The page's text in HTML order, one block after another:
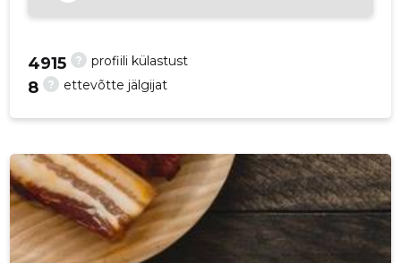
? profiili külastust
4915
? ettevõtte jälgijat
8